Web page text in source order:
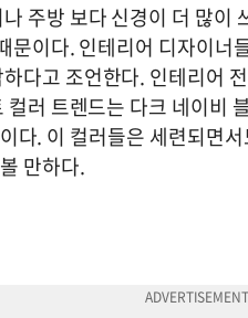
주방 보다 신경이 더 많이
문이다. 인테리어 디자이
다고 조언한다. 인테리어
컬러 트렌드는 다크 네이
다. 이 컬러들은 세련되면
만하다.